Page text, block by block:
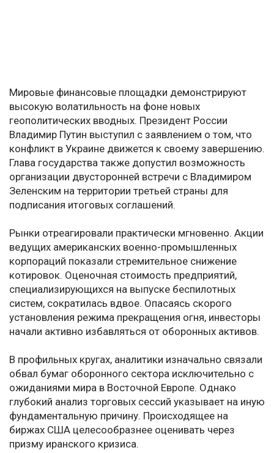
Мировые финансовые площадки демонстрируют
высокую волатильность на фоне новых
геополитических вводных. Президент России
Владимир Путин выступил с заявлением о том, что
конфликт в Украине движется к своему завершению.
Глава государства также допустил возможность
организации двусторонней встречи с Владимиром
Зеленским на территории третьей страны для
подписания итоговых соглашений.
Рынки отреагировали практически мгновенно. Акции
ведущих американских военно-промышленных
корпораций показали стремительное снижение
котировок. Оценочная стоимость предприятий,
специализирующихся на выпуске беспилотных
систем, сократилась вдвое. Опасаясь скорого
установления режима прекращения огня, инвесторы
начали активно избавляться от оборонных активов.
В профильных кругах, аналитики изначально связали
обвал бумаг оборонного сектора исключительно с
ожиданиями мира в Восточной Европе. Однако
глубокий анализ торговых сессий указывает на иную
фундаментальную причину. Происходящее на
биржах США целесообразнее оценивать через
призму иранского кризиса.